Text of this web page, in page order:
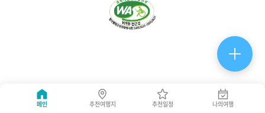
메인 추천여행지 추천일정 나의여행